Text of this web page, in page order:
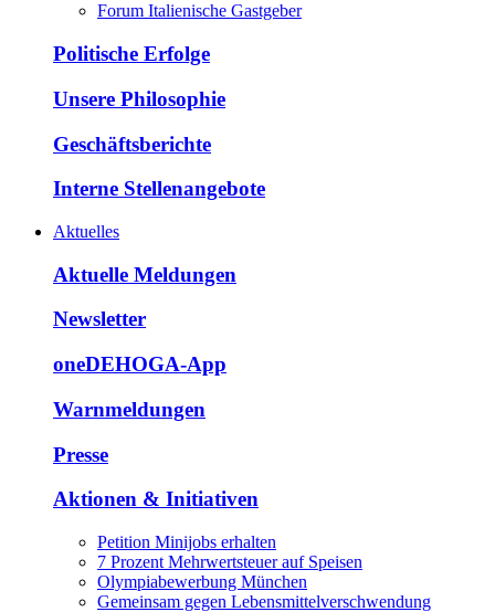
Forum Italienische Gastgeber
Politische Erfolge
Unsere Philosophie
Geschäftsberichte
Interne Stellenangebote
Aktuelles
Aktuelle Meldungen
Newsletter
oneDEHOGA-App
Warnmeldungen
Presse
Aktionen & Initiativen
Petition Minijobs erhalten
7 Prozent Mehrwertsteuer auf Speisen
Olympiabewerbung München
Gemeinsam gegen Lebensmittelverschwendung